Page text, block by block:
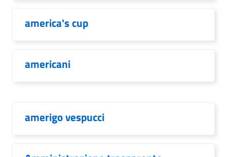
america's cup
americani
amerigo vespucci